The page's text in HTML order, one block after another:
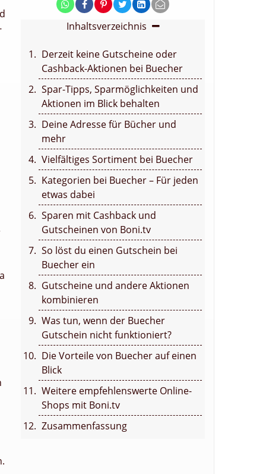
Inhaltsverzeichnis
Derzeit keine Gutscheine oder
Cashback-Aktionen bei Buecher
Spar-Tipps, Sparmöglichkeiten und
Aktionen im Blick behalten
Deine Adresse für Bücher und
mehr
Vielfältiges Sortiment bei Buecher
Kategorien bei Buecher – Für jeden
etwas dabei
Sparen mit Cashback und
Gutscheinen von Boni.tv
So löst du einen Gutschein bei
Buecher ein
Gutscheine und andere Aktionen
kombinieren
Was tun, wenn der Buecher
Gutschein nicht funktioniert?
Die Vorteile von Buecher auf einen
Blick
Weitere empfehlenswerte Online-
Shops mit Boni.tv
Zusammenfassung